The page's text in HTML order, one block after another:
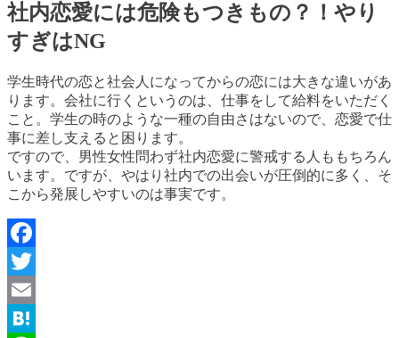
社内恋愛には危険もつきもの？！やり
すぎはNG
学生時代の恋と社会人になってからの恋には大きな違いがあ
ります。会社に行くというのは、仕事をして給料をいただく
こと。学生の時のような一種の自由さはないので、恋愛で仕
事に差し支えると困ります。
ですので、男性女性問わず社内恋愛に警戒する人ももちろん
います。ですが、やはり社内での出会いが圧倒的に多く、そ
こから発展しやすいのは事実です。
Facebook
Twitter
Email